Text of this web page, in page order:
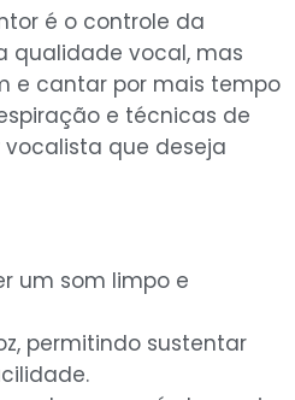
é o controle da
qualidade vocal, mas
e cantar por mais tempo
e técnicas de
que deseja
um som limpo e
permitindo sustentar